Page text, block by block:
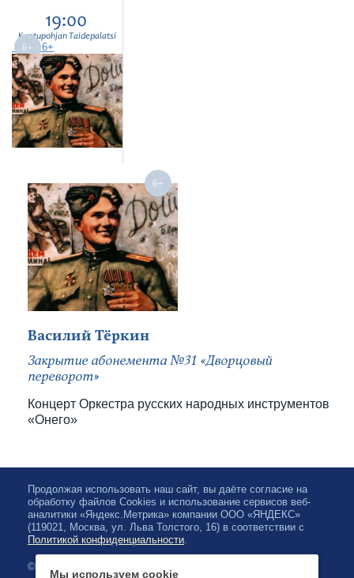
19:00
Kontupohjan Taidepalatsi
6+
Василий Тёркин
Закрытие абонемента №31 «Дворцовый
переворот»
Концерт Оркестра русских народных инструментов
«Онего»
Продолжая использовать наш сайт, вы даёте согласие на
обработку файлов Cookies и использование сервисов веб-
аналитики «Яндекс.Метрика» компании ООО «ЯНДЕКС»
(119021, Москва, ул. Льва Толстого, 16) в соответствии с
Политикой конфиденциальности.
© 2026, Karjalan valtionfilharmonia
Мы используем cookie